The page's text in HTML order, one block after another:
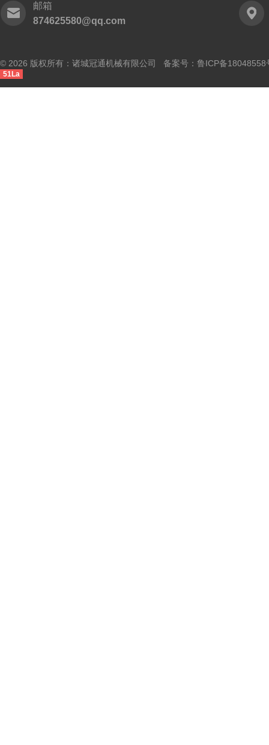
邮箱
874625580@qq.com
© 2026 版权所有：诸城冠通机械有限公司 备案号： 鲁ICP备18048558
51La